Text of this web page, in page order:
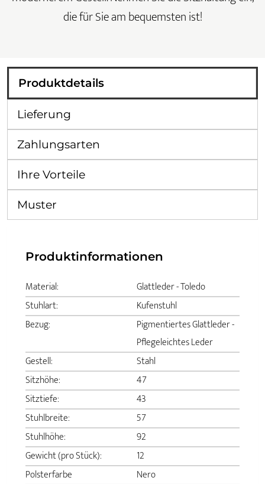
die für Sie am bequemsten ist!
Produktdetails
Lieferung
Zahlungsarten
Ihre Vorteile
Muster
Produktinformationen
Material:
Glattleder - Toledo
Stuhlart:
Kufenstuhl
Bezug:
Pigmentiertes Glattleder -
Pflegeleichtes Leder
Gestell:
Stahl
Sitzhöhe:
47
Sitztiefe:
43
Stuhlbreite:
57
Stuhlhöhe:
92
Gewicht (pro Stück):
12
Polsterfarbe
Nero